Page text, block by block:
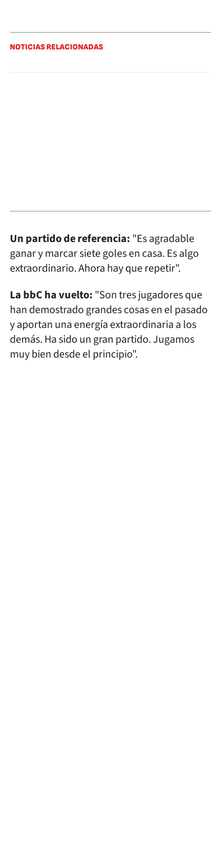
NOTICIAS RELACIONADAS
Un partido de referencia:"Es agradable
ganar y marcar siete goles en casa. Es algo
extraordinario. Ahora hay que repetir".
La bbC ha vuelto:"Son tres jugadores que
han demostrado grandes cosas en el pasado
y aportan una energía extraordinaria a los
demás. Ha sido un gran partido. Jugamos
muy bien desde el principio".